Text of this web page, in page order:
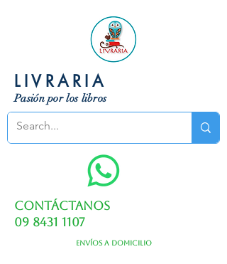
LIVRARIA
Pasión por los libros
Contáctanos
09 8431 1107
Envíos a domicilio